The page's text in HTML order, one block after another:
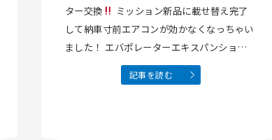
ター交換
ミッション新品に載せ替え完了
して納車寸前エアコンが効かなくなっちゃい
ました！ エバポレーターエキスパンションバ
ルブ リキットタンクを急遽交換になりました
kuehl製 アメリカ
製ですが 最新型にな
記事を読む